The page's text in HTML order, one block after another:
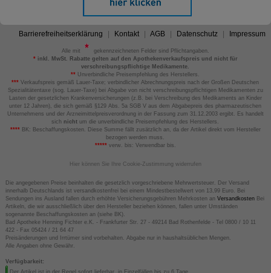
Barrierefreiheitserklärung Kontakt AGB Datenschutz Impressum
Alle mit
gekennzeichneten Felder sind Pflichtangaben.
*inkl. MwSt. Rabatte gelten auf den Apothekenverkaufspreis und nicht für
verschreibungspflichtige Medikamente.
** Unverbindliche Preisempfehlung des Herstellers.
*** Verkaufspreis gemäß Lauer-Taxe; verbindlicher Abrechnungspreis nach der Großen Deutschen
Spezialitätentaxe (sog. Lauer-Taxe) bei Abgabe von nicht verschreibungspflichtigen Medikamenten zu
Lasten der gesetzlichen Krankenversicherungen (z.B. bei Verschreibung des Medikaments an Kinder
unter 12 Jahren), die sich gemäß §129 Abs. 5a SGB V aus dem Abgabepreis des pharmazeutischen
Unternehmens und der Arzneimittelpreisverordnung in der Fassung zum 31.12.2003 ergibt. Es handelt
sich nicht um die unverbindliche Preisempfehlung des Herstellers.
****BK: Beschaffungskosten. Diese Summe fällt zusätzlich an, da der Artikel direkt vom Hersteller
bezogen werden muss.
*****verw. bis: Verwendbar bis.
Hier können Sie Ihre Cookie-Zustimmung widerrufen
Die angegebenen Preise beinhalten die gesetzlich vorgeschriebene Mehrwertsteuer. Der Versand
innerhalb Deutschlands ist versandkostenfrei bei einem Mindestbestellwert von 13,99 Euro. Bei
Sendungen ins Ausland fallen durch erhöhte Versicherungsgebühren Mehrkosten an VersandkostenBei
Artikeln, die wir ausschließlich über den Hersteller beziehen können, fallen unter Umständen
sogenannte Beschaffungskosten an (siehe BK).
Bad Apotheke Henning Fichter e.K. - Frankfurter Str. 27 - 49214 Bad Rothenfelde - Tel 0800 / 10 11
422 - Fax 05424 / 21 64 47
Preisänderungen und Irrtümer sind vorbehalten. Abgabe nur in haushaltsüblichen Mengen.
Alle Angaben ohne Gewähr.
Verfügbarkeit:
Der Artikel ist in der Regel sofort lieferbar, in Einzelfällen bis zu 6 Tage.